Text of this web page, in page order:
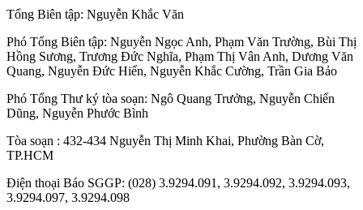
Tổng Biên tập: Nguyễn Khắc Văn
Phó Tổng Biên tập: Nguyễn Ngọc Anh, Phạm Văn Trường, Bùi Thị
Hồng Sương, Trương Đức Nghĩa, Phạm Thị Vân Anh, Dương Văn
Quang, Nguyễn Đức Hiển, Nguyễn Khắc Cường, Trần Gia Bảo
Phó Tổng Thư ký tòa soạn: Ngô Quang Trưởng, Nguyễn Chiến
Dũng, Nguyễn Phước Bình
Tòa soạn : 432-434 Nguyễn Thị Minh Khai, Phường Bàn Cờ,
TP.HCM
Điện thoại Báo SGGP: (028) 3.9294.091, 3.9294.092, 3.9294.093,
3.9294.097, 3.9294.098